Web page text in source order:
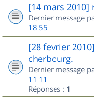
[14 mars 2010]
Dernier message
18:55
[28 fevrier
cherbourg.
Dernier message
11:11
Réponses : 1